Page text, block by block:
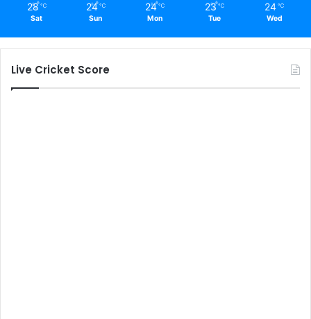
28 ℃
Sat
24 ℃
Sun
24 ℃
Mon
23 ℃
Tue
24 ℃
Wed
Live Cricket Score